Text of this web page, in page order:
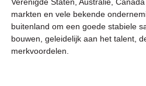
markten en vele bekende
buitenland om een ​​goede stabiele
bouwen, geleidelijk aan het talent,
merkvoordelen.